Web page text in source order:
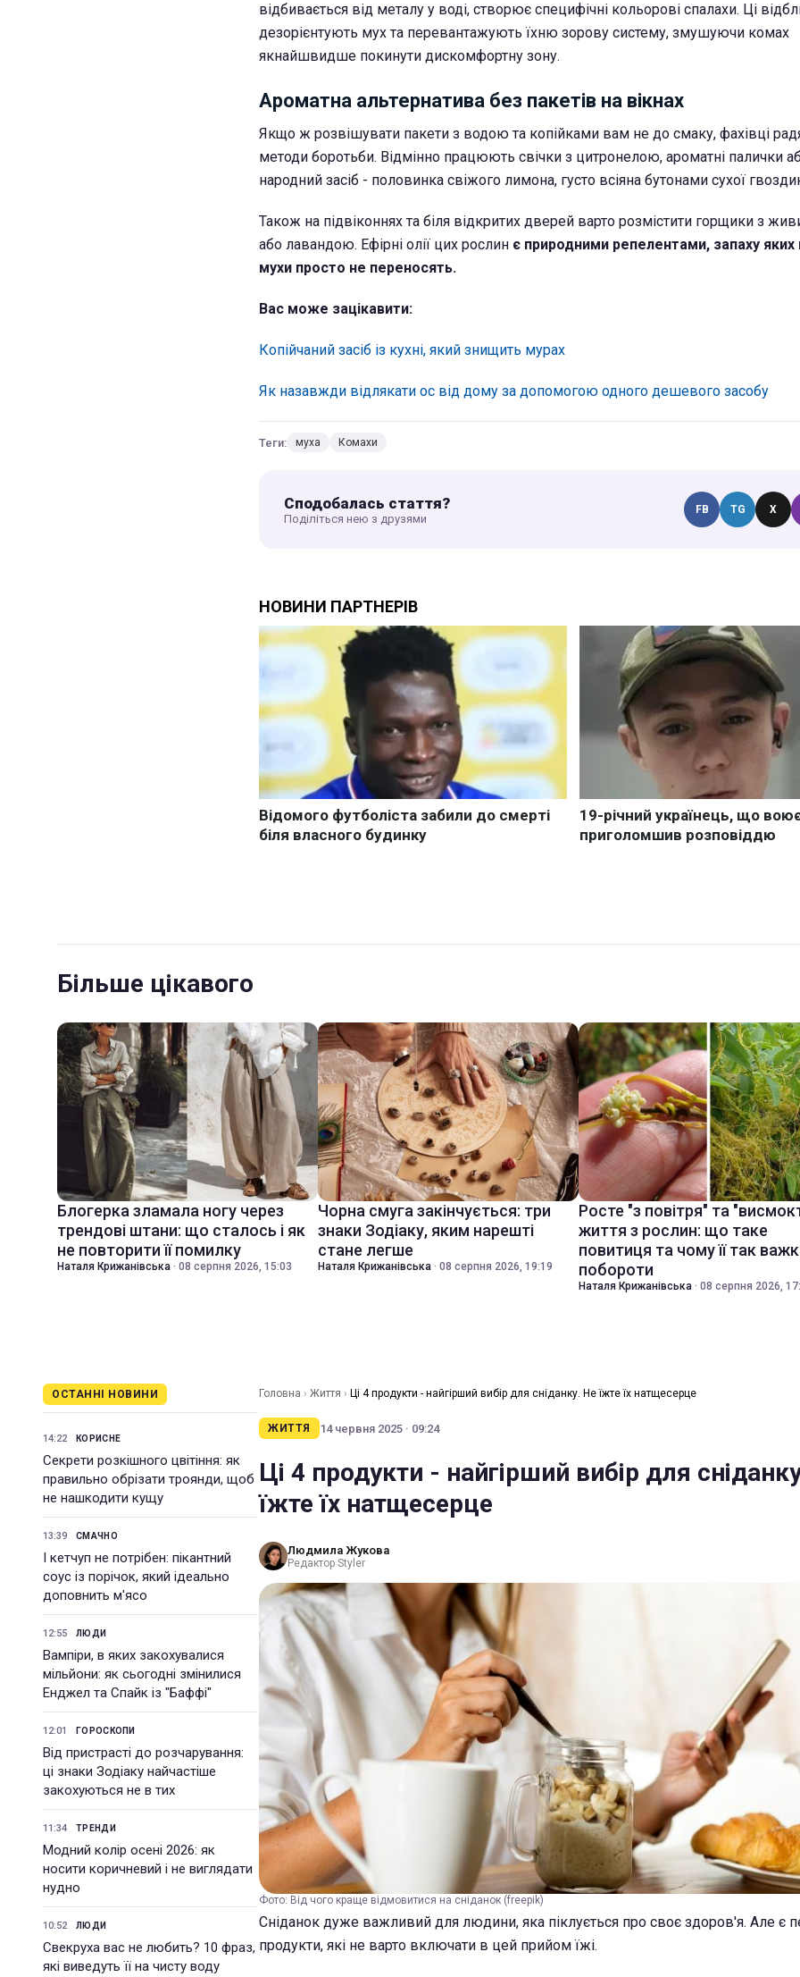
відбивається від металу у воді, створює специфічні кольорові спалахи. Ці
дезорієнтують мух та перевантажують їхню зорову систему, змушуючи комах
якнайшвидше покинути дискомфортну зону.
Ароматна альтернатива без пакетів на вікнах
Якщо ж розвішувати пакети з водою та копійками вам не до смаку, фахівці
методи боротьби. Відмінно працюють свічки з цитронелою, ароматні палички
народний засіб - половинка свіжого лимона, густо всіяна бутонами сухої
Також на підвіконнях та біля відкритих дверей варто розмістити горщики з
або лавандою. Ефірні олії цих рослин є природними репелентами, запаху яких
мухи просто не переносять.
Вас може зацікавити:
Копійчаний засіб із кухні, який знищить мурах
Як назавжди відлякати ос від дому за допомогою одного дешевого засобу
Теги: муха Комахи
Сподобалась стаття?
Поділіться нею з друзями
FB TG X
Більше цікавого
Блогерка зламала ногу через
трендові штани: що сталось і як
не повторити її помилку
Наталя Крижанівська · 08 серпня 2026, 15:03
Чорна смуга закінчується: три
знаки Зодіаку, яким нарешті
стане легше
Наталя Крижанівська · 08 серпня 2026, 19:19
Росте "з повітря" та
життя з рослин: що таке
повитиця та чому її так
побороти
Наталя Крижанівська · 08 серпня 2026,
ОСТАННІ НОВИНИ
14:22 КОРИСНЕ
Секрети розкішного цвітіння: як
правильно обрізати троянди, щоб
не нашкодити кущу
13:39 СМАЧНО
І кетчуп не потрібен: пікантний
соус із порічок, який ідеально
доповнить м'ясо
12:55 ЛЮДИ
Вампіри, в яких закохувалися
мільйони: як сьогодні змінилися
Енджел та Спайк із "Баффі"
12:01 ГОРОСКОПИ
Від пристрасті до розчарування:
ці знаки Зодіаку найчастіше
закохуються не в тих
11:34 ТРЕНДИ
Модний колір осені 2026: як
носити коричневий і не виглядати
нудно
10:52 ЛЮДИ
Свекруха вас не любить? 10 фраз,
які виведуть її на чисту воду
Головна › Життя › Ці 4 продукти - найгірший вибір для сніданку. Не їжте їх натщесерце
ЖИТТЯ 14 червня 2025 · 09:24
Ці 4 продукти - найгірший вибір для
їжте їх натщесерце
Людмила Жукова
Редактор Styler
Фото: Від чого краще відмовитися на сніданок (freepik)
Сніданок дуже важливий для людини, яка піклується про своє здоров'я. Але є
продукти, які не варто включати в цей прийом їжі.